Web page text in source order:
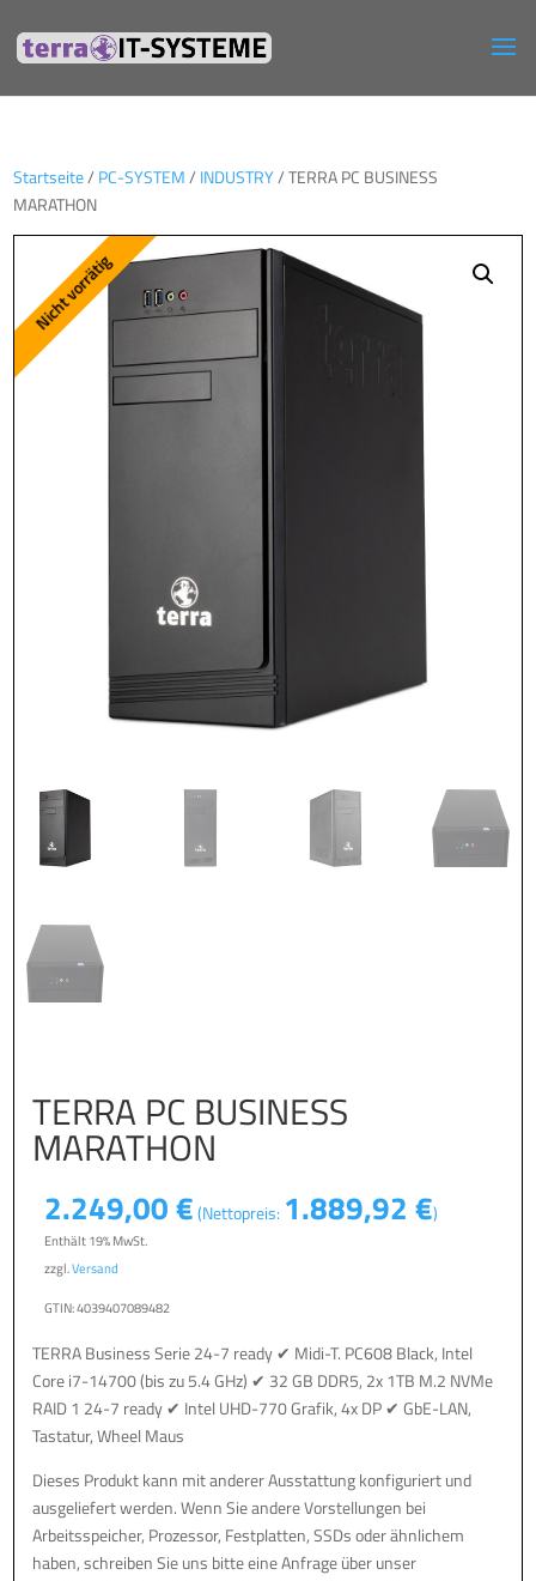
Startseite/ PC-SYSTEM/ INDUSTRY/ TERRA PC BUSINESS
MARATHON
TERRA PC BUSINESS
MARATHON
2.249,00€ (Nettopreis: 1.889,92€)
Enthält 19% MwSt.
zzgl.Versand
GTIN: 4039407089482
TERRA Business Serie 24-7 ready ✔ Midi-T. PC608 Black, Intel
Core i7-14700 (bis zu 5.4 GHz) ✔ 32 GB DDR5, 2x 1TB M.2 NVMe
RAID 1 24-7 ready ✔ Intel UHD-770 Grafik, 4x DP ✔ GbE-LAN,
Tastatur, Wheel Maus
Dieses Produkt kann mit anderer Ausstattung konfiguriert und
ausgeliefert werden. Wenn Sie andere Vorstellungen bei
Arbeitsspeicher, Prozessor, Festplatten, SSDs oder ähnlichem
haben, schreiben Sie uns bitte eine Anfrage über unser